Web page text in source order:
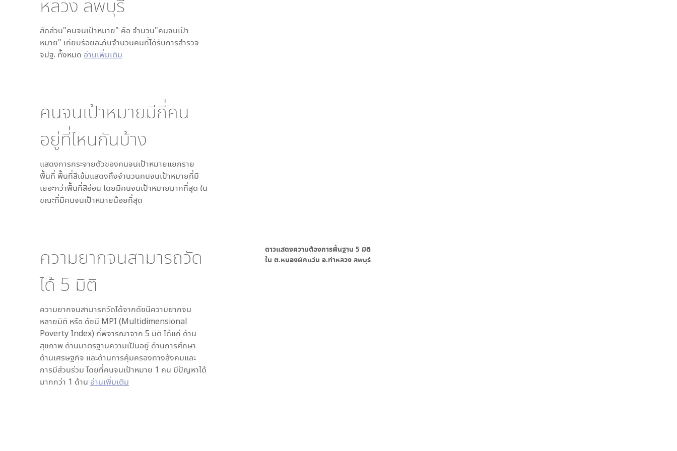
หลวง ลพบุรี
สัดส่วน"คนจนเป้าหมาย" คือ จำนวน"คนจนเป้า
หมาย" เทียบร้อยละกับจำนวนคนที่ได้รับการสำรวจ
จปฐ. ทั้งหมด อ่านเพิ่มเติม
คนจนเป้าหมายมีกี่คน
อยู่ที่ไหนกันบ้าง
แสดงการกระจายตัวของคนจนเป้าหมายแยกราย
พื้นที่ พื้นที่สีเข้มแสดงถึงจำนวนคนจนเป้าหมายที่มี
เยอะกว่าพื้นที่สีอ่อน โดยมีคนจนเป้าหมายมากที่สุด ใน
ขณะที่มีคนจนเป้าหมายน้อยที่สุด
ความยากจนสามารถวัด
ได้ 5 มิติ
ความยากจนสามารถวัดได้จากดัชนีความยากจน
หลายมิติ หรือ ดัชนี MPI (Multidimensional
Poverty Index) ที่พิจารณาจาก 5 มิติ ได้แก่ ด้าน
สุขภาพ ด้านมาตรฐานความเป็นอยู่ ด้านการศึกษา
ด้านเศรษฐกิจ และด้านการคุ้มครองทางสังคมและ
การมีส่วนร่วม โดยที่คนจนเป้าหมาย 1 คน มีปัญหาได้
มากกว่า 1 ด้าน อ่านเพิ่มเติม
ดาวแสดงความต้องการพื้นฐาน 5 มิติ
ใน ต.หนองผักแว่น อ.ท่าหลวง ลพบุรี